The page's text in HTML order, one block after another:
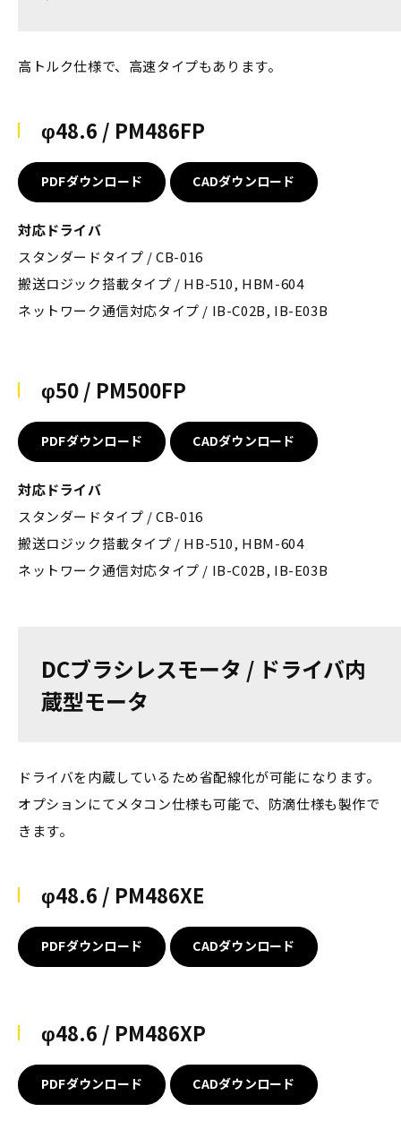
高トルク仕様で、高速タイプもあります。
φ48.6 / PM486FP
PDFダウンロード CADダウンロード
対応ドライバ
スタンダードタイプ / CB-016
搬送ロジック搭載タイプ / HB-510, HBM-604
ネットワーク通信対応タイプ / IB-C02B, IB-E03B
φ50 / PM500FP
PDFダウンロード CADダウンロード
対応ドライバ
スタンダードタイプ / CB-016
搬送ロジック搭載タイプ / HB-510, HBM-604
ネットワーク通信対応タイプ / IB-C02B, IB-E03B
DCブラシレスモータ / ドライバ内
蔵型モータ
ドライバを内蔵しているため省配線化が可能になります。
オプションにてメタコン仕様も可能で、防滴仕様も製作で
きます。
φ48.6 / PM486XE
PDFダウンロード CADダウンロード
φ48.6 / PM486XP
PDFダウンロード CADダウンロード